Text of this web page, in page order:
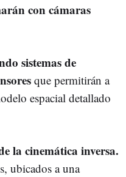
con cámaras
sistemas de
que permitirán a
espacial detallado
la cinemática inversa.
ubicados a una